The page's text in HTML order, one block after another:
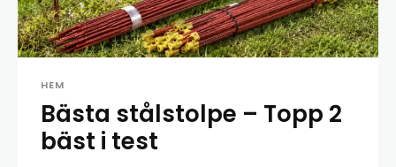
HEM
Bästa stålstolpe – Topp 2
bäst i test